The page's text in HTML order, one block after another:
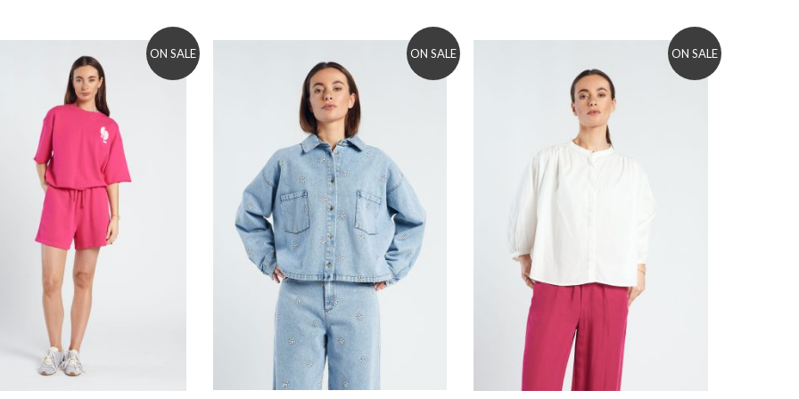
ON SALE
Add to wishlist
ON SALE ON SALE